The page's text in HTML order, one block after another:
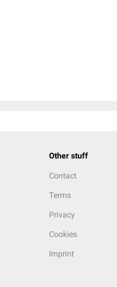
Other stuff
Contact
Terms
Privacy
Cookies
Imprint